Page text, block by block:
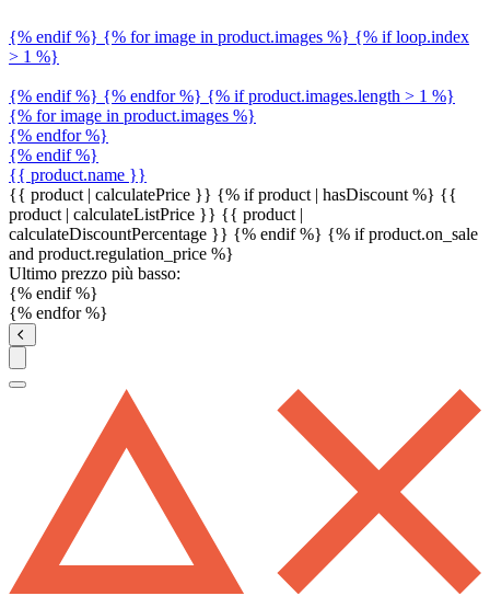
{% endif %} {% for image in product.images %} {% if loop.index
> 1 %}
{% endif %} {% endfor %} {% if product.images.length > 1 %}
{% for image in product.images %}
{% endfor %}
{% endif %}
{{ product.name }}
{{ product | calculatePrice }} {% if product | hasDiscount %} {{
product | calculateListPrice }} {{ product |
calculateDiscountPercentage }} {% endif %} {% if product.on_sale
and product.regulation_price %}
Ultimo prezzo più basso:
{% endif %}
{% endfor %}